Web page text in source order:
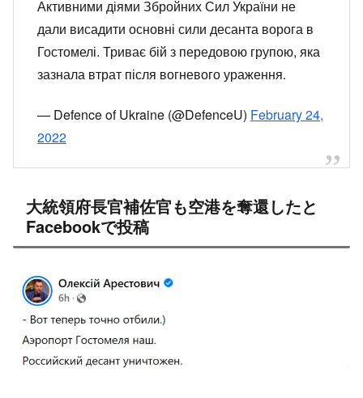
Активними діями Збройних Сил України не
дали висадити основні сили десанта ворога в
Гостомелі. Триває бій з передовою групою, яка
зазнала втрат після вогневого ураження.
— Defence of Ukraine (@DefenceU) February 24,
2022
大統領府長官補佐官も空港を奪還したと
Facebookで投稿